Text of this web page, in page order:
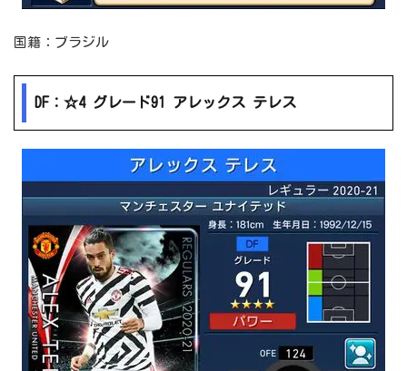
国籍：ブラジル
DF：☆4 グレード91 アレックス テレス